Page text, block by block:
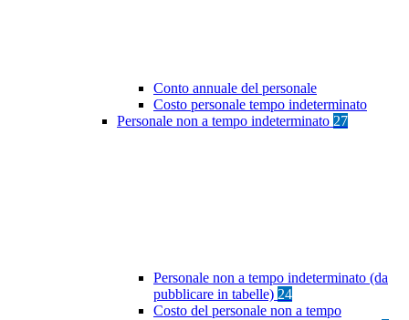
Conto annuale del personale
Costo personale tempo indeterminato
Personale non a tempo indeterminato 27
Personale non a tempo indeterminato (da
pubblicare in tabelle) 24
Costo del personale non a tempo